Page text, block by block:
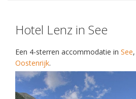
Hotel Lenz in See
Een 4-sterren accommodatie in See,
Oostenrijk.